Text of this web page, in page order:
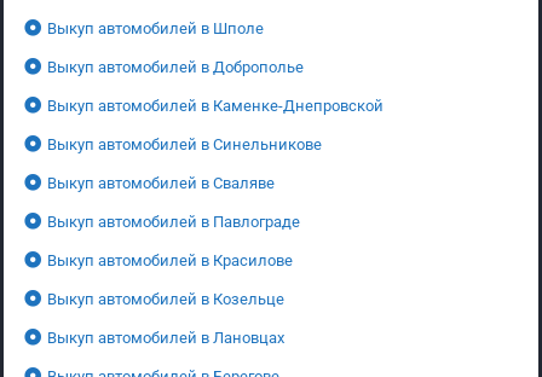
Выкуп автомобилей в Шполе
Выкуп автомобилей в Доброполье
Выкуп автомобилей в Каменке-Днепровской
Выкуп автомобилей в Синельникове
Выкуп автомобилей в Сваляве
Выкуп автомобилей в Павлограде
Выкуп автомобилей в Красилове
Выкуп автомобилей в Козельце
Выкуп автомобилей в Лановцах